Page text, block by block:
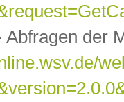
Abfragen der